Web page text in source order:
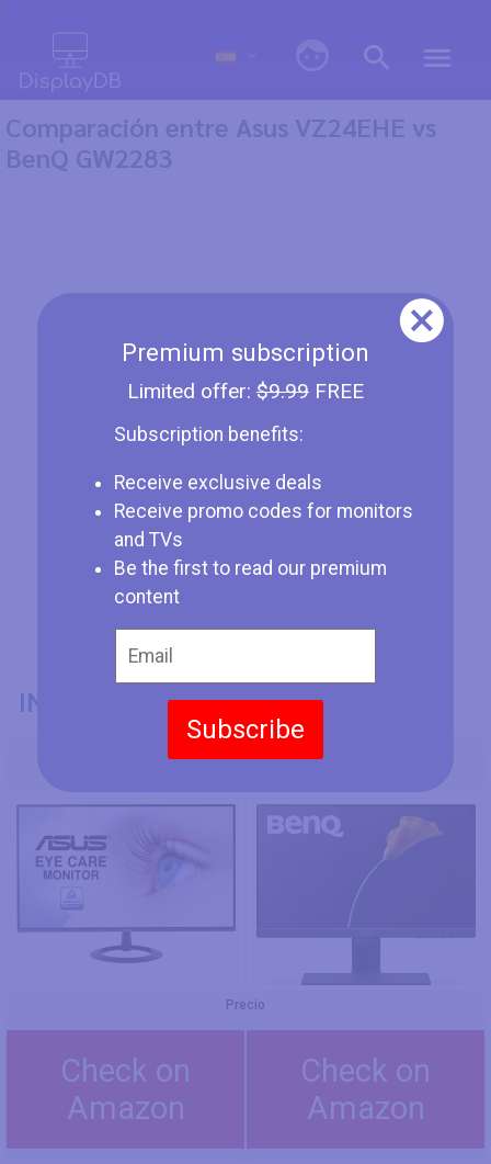
Premium subscription
Limited offer: $9.99FREE
Subscription benefits:
Receive exclusive deals
Receive promo codes for monitors
and TVs
Be the first to read our premium
content
Subscribe
Comparación entre Asus VZ24EHE vs
BenQ GW2283
INFORMACIÓN GENERAL
Precio
Check on
Amazon
Check on
Amazon